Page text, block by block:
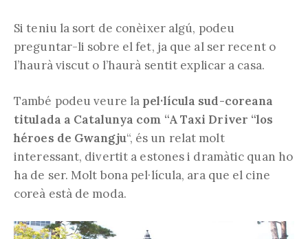
Si teniu la sort de conèixer algú, podeu
preguntar-li sobre el fet, ja que al ser recent o
l’haurà viscut o l’haurà sentit explicar a casa.
També podeu veure la pel·lícula sud-coreana
titulada a Catalunya com “A Taxi Driver “los
héroes de Gwangju“, és un relat molt
interessant, divertit a estones i dramàtic quan ho
ha de ser. Molt bona pel·lícula, ara que el cine
coreà està de moda.